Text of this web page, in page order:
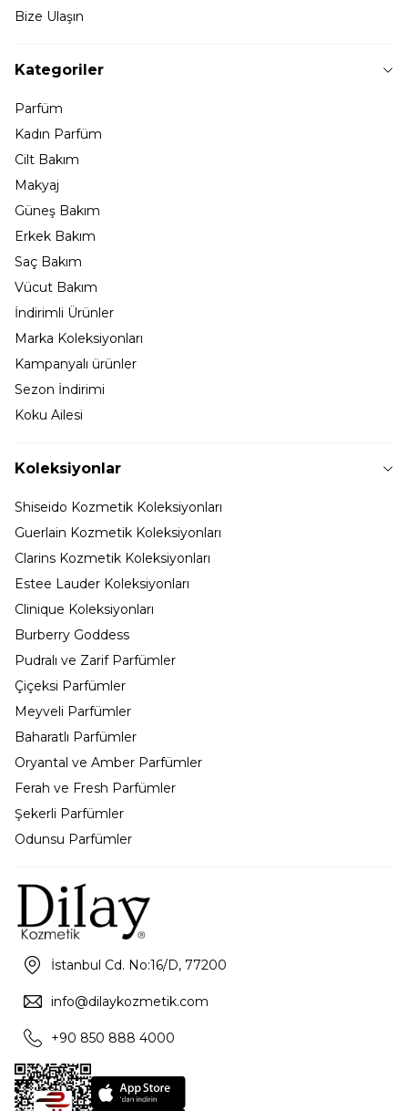
Bize Ulaşın
Kategoriler
Parfüm
Kadın Parfüm
Cilt Bakım
Makyaj
Güneş Bakım
Erkek Bakım
Saç Bakım
Vücut Bakım
İndirimli Ürünler
Marka Koleksiyonları
Kampanyalı ürünler
Sezon İndirimi
Koku Ailesi
Koleksiyonlar
Shiseido Kozmetik Koleksiyonları
Guerlain Kozmetik Koleksiyonları
Clarins Kozmetik Koleksiyonları
Estee Lauder Koleksiyonları
Clinique Koleksiyonları
Burberry Goddess
Pudralı ve Zarif Parfümler
Çiçeksi Parfümler
Meyveli Parfümler
Baharatlı Parfümler
Oryantal ve Amber Parfümler
Ferah ve Fresh Parfümler
Şekerli Parfümler
Odunsu Parfümler
İstanbul Cd. No:16/D, 77200
info@dilaykozmetik.com
+90 850 888 4000